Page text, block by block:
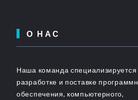
О НАС
Наша команда специализируется
разработке и поставке
обеспечения, компьютерного,